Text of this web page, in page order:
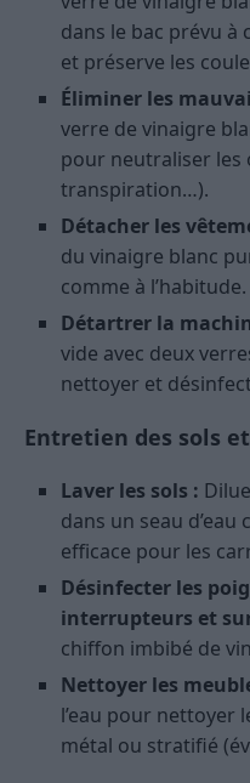
dans le bac prévu à
et préserve les
Éliminer les
verre de vinaigre
pour neutraliser les
transpiration…).
Détacher les
du vinaigre blanc
comme à l’habitude.
Détartrer la
vide avec deux
nettoyer et
Entretien des sols
Laver les sols :
dans un seau d’eau
efficace pour les
Désinfecter les
interrupteurs et
chiffon imbibé de
Nettoyer les
l’eau pour nettoyer
métal ou stratifié